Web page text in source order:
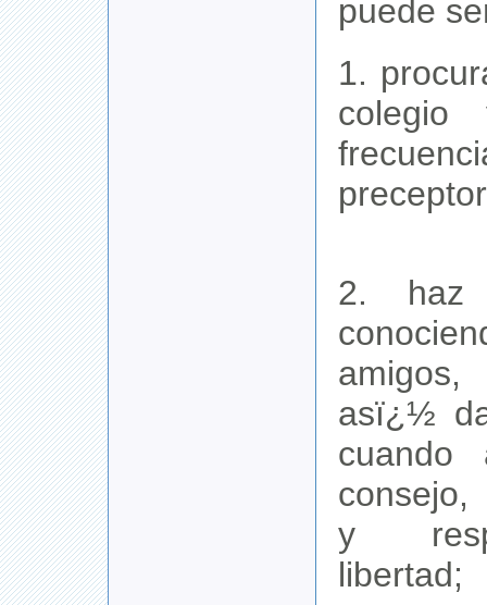
puede
1.
2.
asï¿½
cuando
consejo,
y
libertad;